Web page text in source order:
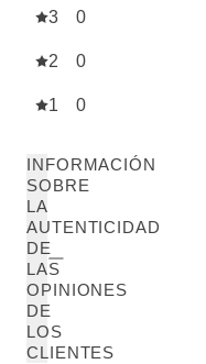
3 0
2 0
1 0
INFORMACIÓN
SOBRE
LA
AUTENTICIDAD
DE
LAS
OPINIONES
DE
LOS
CLIENTES